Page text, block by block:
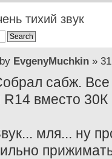
тихий звук
by EvgenyMuchkin» 31
сабж.
R14 вместо 30К
мля... ну